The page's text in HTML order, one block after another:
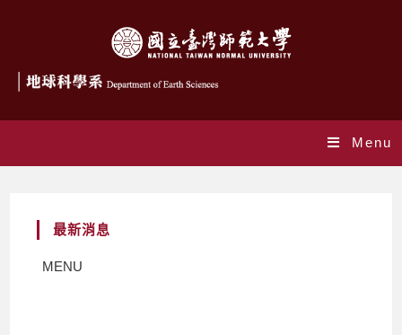
Menu
最新消息
MENU